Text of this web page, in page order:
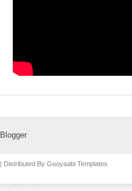
Blogger
| Distributed By Gooyaabi Templates